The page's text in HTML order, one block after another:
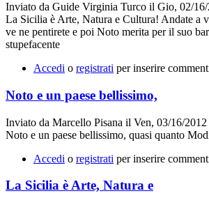
Inviato da Guide Virginia Turco il Gio, 02/
La Sicilia è Arte, Natura e Cultura! Andate a
ve ne pentirete e poi Noto merita per il suo
stupefacente
Accedi o registrati per inserire
Noto e un paese bellissimo,
Inviato da Marcello Pisana il Ven, 03/16/
Noto e un paese bellissimo, quasi quanto
Accedi o registrati per inserire
La Sicilia è Arte, Natura e